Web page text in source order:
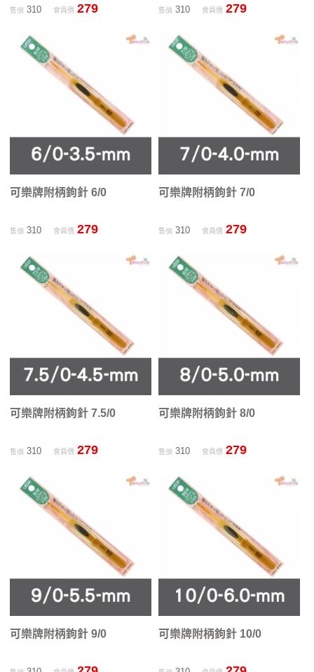
售價310 會員價 279 售價 310 會員價 279
可樂牌附柄鉤針 6/0
售價310 會員價 279
可樂牌附柄鉤針 7/0
售價 310 會員價 279
可樂牌附柄鉤針 7.5/0
售價310 會員價 279
可樂牌附柄鉤針 8/0
售價 310 會員價 279
可樂牌附柄鉤針 9/0 可樂牌附柄鉤針 10/0